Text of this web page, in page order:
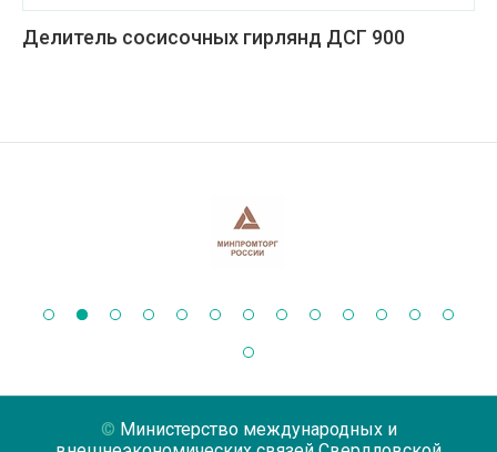
Делитель сосисочных гирлянд ДСГ 900
Министерство международных и